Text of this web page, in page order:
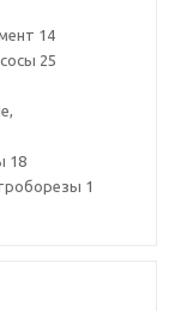
14
25
18
1